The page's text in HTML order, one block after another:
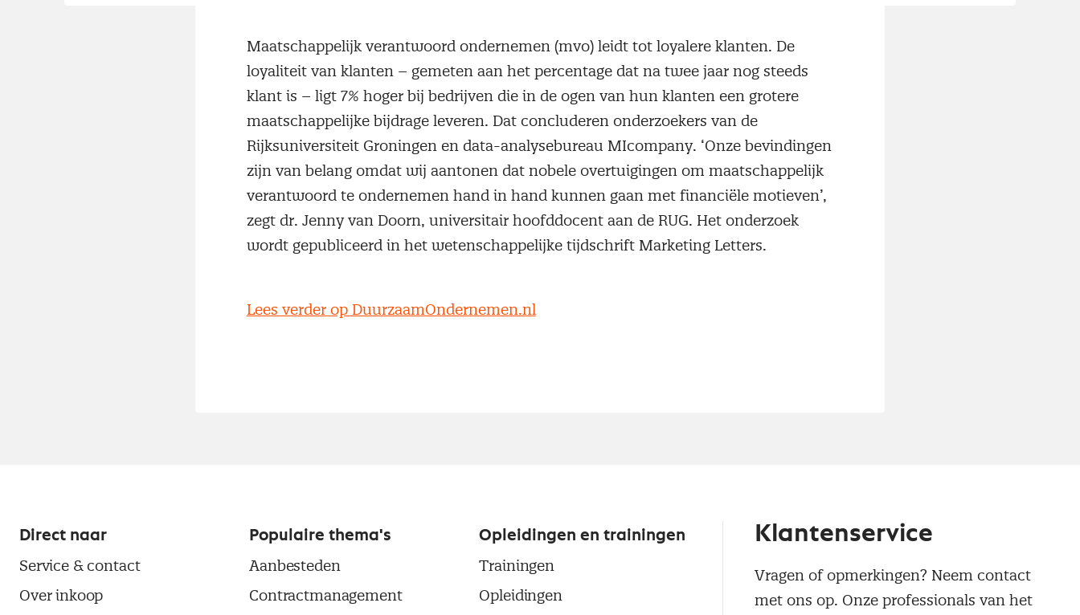
Maatschappelijk verantwoord ondernemen (mvo) leidt tot loyalere klanten. De
loyaliteit van klanten – gemeten aan het percentage dat na twee jaar nog steeds
klant is – ligt 7% hoger bij bedrijven die in de ogen van hun klanten een grotere
maatschappelijke bijdrage leveren. Dat concluderen onderzoekers van de
Rijksuniversiteit Groningen en data-analysebureau MIcompany. ‘Onze bevindingen
zijn van belang omdat wij aantonen dat nobele overtuigingen om maatschappelijk
verantwoord te ondernemen hand in hand kunnen gaan met financiële motieven’,
zegt dr. Jenny van Doorn, universitair hoofddocent aan de RUG. Het onderzoek
wordt gepubliceerd in het wetenschappelijke tijdschrift Marketing Letters.
Lees verder op DuurzaamOndernemen.nl
Direct naar
Service & contact
Over inkoop
Populaire thema's
Aanbesteden
Contractmanagement
Opleidingen en trainingen
Trainingen
Opleidingen
Klantenservice
Vragen of opmerkingen? Neem contact
met ons op. Onze professionals van het